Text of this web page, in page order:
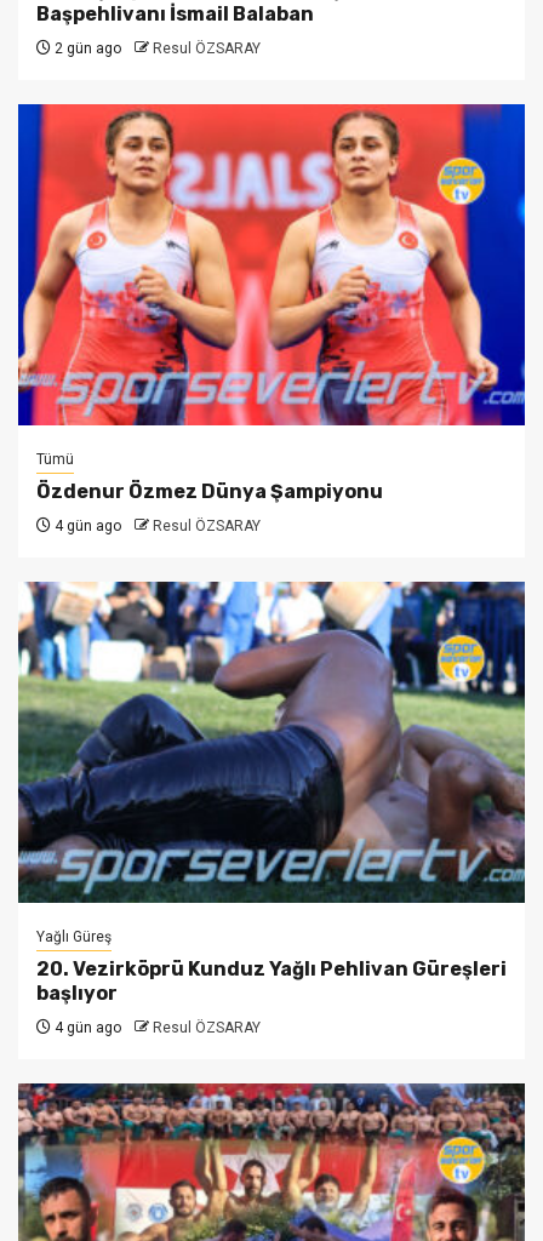
Başpehlivanı İsmail Balaban
2 gün ago Resul ÖZSARAY
Tümü
Özdenur Özmez Dünya Şampiyonu
4 gün ago Resul ÖZSARAY
Yağlı Güreş
20. Vezirköprü Kunduz Yağlı Pehlivan Güreşleri
başlıyor
4 gün ago Resul ÖZSARAY